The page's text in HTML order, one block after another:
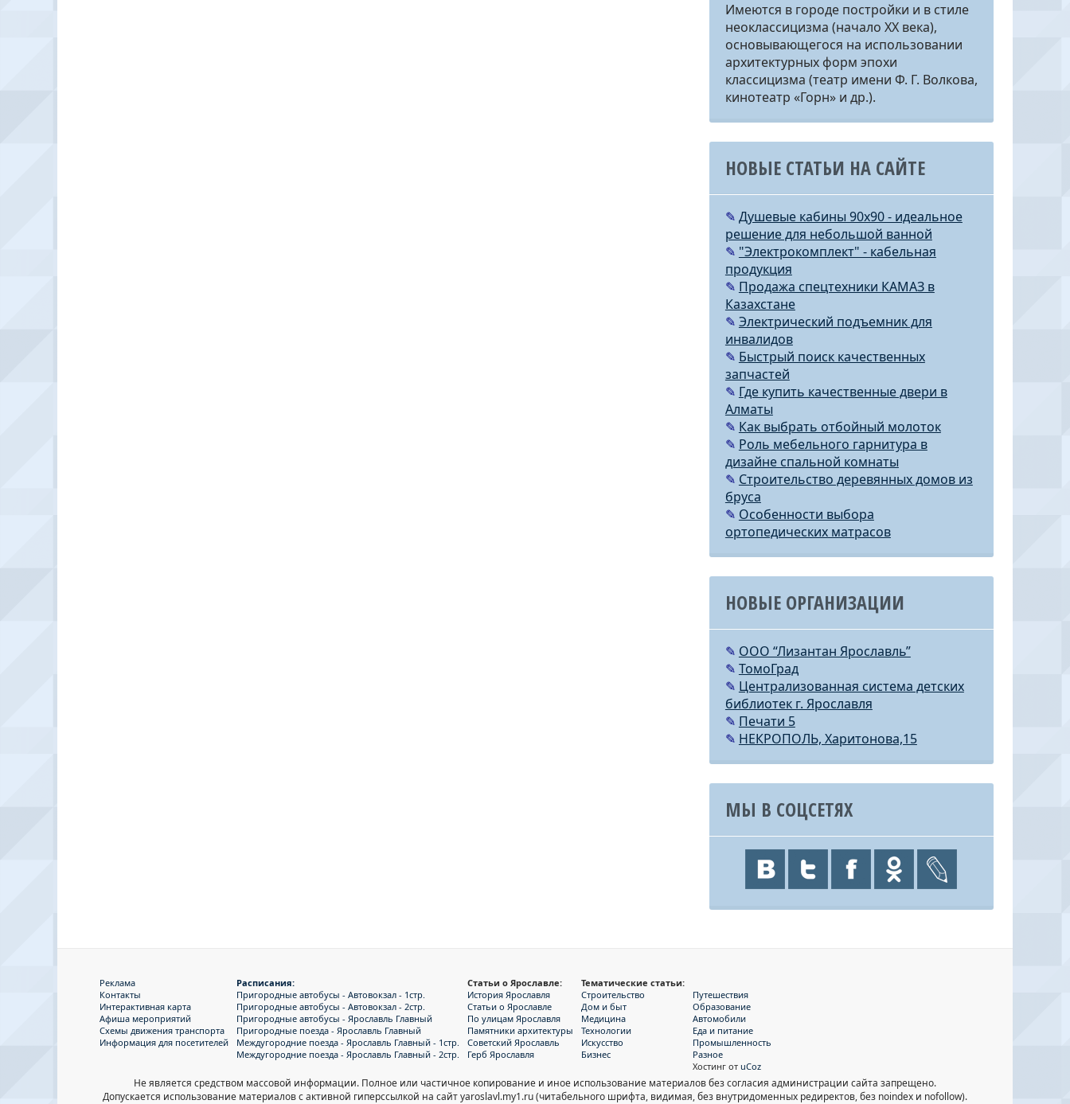
Имеются в городе постройки и в стиле
неоклассицизма (начало ХХ века),
основывающегося на использовании
архитектурных форм эпохи
классицизма (театр имени Ф. Г. Волкова,
кинотеатр «Горн» и др.).
НОВЫЕ СТАТЬИ НА САЙТЕ
✎ Душевые кабины 90х90 - идеальное
решение для небольшой ванной
✎ "Электрокомплект" - кабельная
продукция
✎ Продажа спецтехники КАМАЗ в
Казахстане
✎ Электрический подъемник для
инвалидов
✎ Быстрый поиск качественных
запчастей
✎ Где купить качественные двери в
Алматы
✎ Как выбрать отбойный молоток
✎ Роль мебельного гарнитура в
дизайне спальной комнаты
✎ Строительство деревянных домов из
бруса
✎ Особенности выбора
ортопедических матрасов
НОВЫЕ ОРГАНИЗАЦИИ
✎ ООО “Лизантан Ярославль”
✎ ТомоГрад
✎ Централизованная система детских
библиотек г. Ярославля
✎ Печати 5
✎ НЕКРОПОЛЬ, Харитонова,15
МЫ В СОЦСЕТЯХ
Реклама
Контакты
Интерактивная карта
Афиша мероприятий
Схемы движения транспорта
Информация для посетителей
Расписания:
Пригородные автобусы - Автовокзал - 1стр.
Пригородные автобусы - Автовокзал - 2стр.
Пригородные автобусы - Ярославль Главный
Пригородные поезда - Ярославль Главный
Междугородние поезда - Ярославль Главный - 1стр.
Междугородние поезда - Ярославль Главный - 2стр.
Статьи о Ярославле:
История Ярославля
Статьи о Ярославле
По улицам Ярославля
Памятники архитектуры
Советский Ярославль
Герб Ярославля
Тематические статьи:
Строительство
Дом и быт
Медицина
Технологии
Искусство
Бизнес
Путешествия
Образование
Автомобили
Еда и питание
Промышленность
Разное
Хостинг от uCoz
Не является средством массовой информации. Полное или частичное копирование и иное использование материалов без согласия администрации сайта запрещено.
Допускается использование материалов с активной гиперссылкой на сайт yaroslavl.my1.ru (читабельного шрифта, видимая, без внутридоменных редиректов, без noindex и nofollow).